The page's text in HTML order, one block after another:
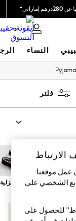
0
النساء
فلتر
روب أحذية منزلية
الارتباط
عمل موقعنا
الشخصي على
للحصول على